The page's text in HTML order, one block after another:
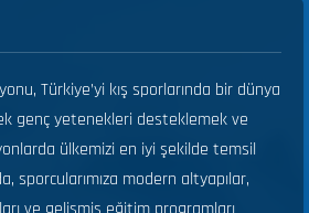
Türkiye’yi kış sporlarında bir dünya
genç yetenekleri desteklemek ve
ülkemizi en iyi şekilde temsil
sporcularımıza modern altyapılar,